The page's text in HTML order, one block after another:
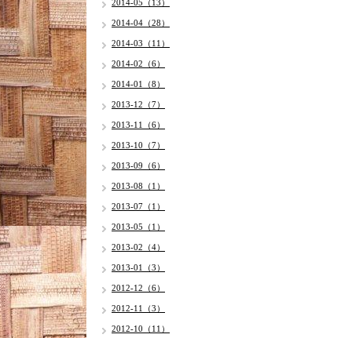
2014-05（13）
2014-04（28）
2014-03（11）
2014-02（6）
2014-01（8）
2013-12（7）
2013-11（6）
2013-10（7）
2013-09（6）
2013-08（1）
2013-07（1）
2013-05（1）
2013-02（4）
2013-01（3）
2012-12（6）
2012-11（3）
2012-10（11）